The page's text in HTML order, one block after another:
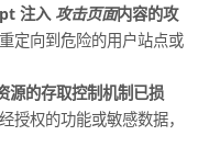
注入 攻击页面内容的攻
定向到危险的用户站点或
源的存取控制机制已损
授权的功能或敏感数据，